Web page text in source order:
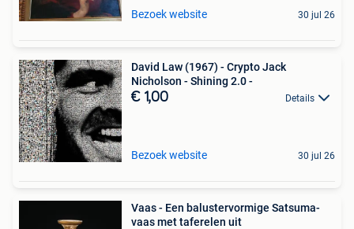
Bezoek website 30 jul 26
David Law (1967) - Crypto Jack
Nicholson - Shining 2.0 -
€ 1,00 Details
Bezoek website 30 jul 26
Vaas - Een balustervormige Satsuma-
vaas met taferelen uit